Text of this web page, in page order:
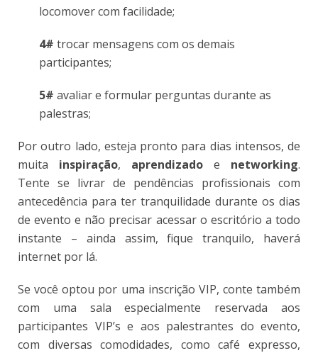
locomover com facilidade;
4# trocar mensagens com os demais
participantes;
5# avaliar e formular perguntas durante as
palestras;
Por outro lado, esteja pronto para dias intensos, de
muita inspiração, aprendizado e networking.
Tente se livrar de pendências profissionais com
antecedência para ter tranquilidade durante os dias
de evento e não precisar acessar o escritório a todo
instante – ainda assim, fique tranquilo, haverá
internet por lá.
Se você optou por uma inscrição VIP, conte também
com uma sala especialmente reservada aos
participantes VIP’s e aos palestrantes do evento,
com diversas comodidades, como café expresso,